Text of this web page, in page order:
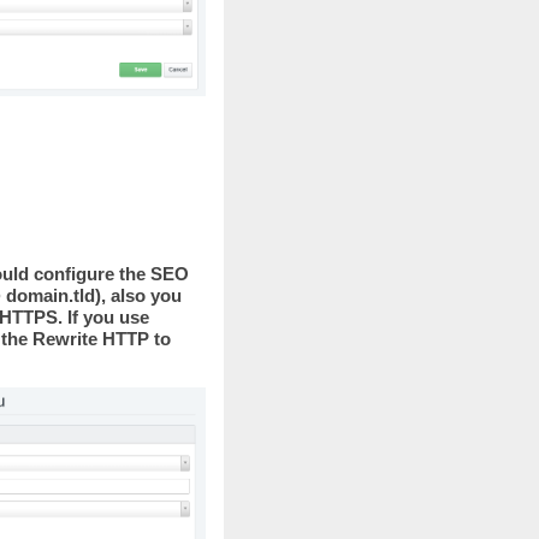
configure the SEO
also you
If you use
Rewrite HTTP to